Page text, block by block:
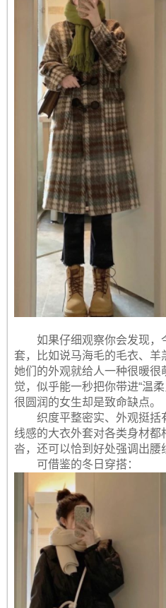
如果仔细观察你会发现，
套，比如说马海毛的毛衣、羊
她们的外观就给人一种很暖很
觉，似乎能一秒把你带进“温
很圆润的女生却是致命缺点。
织度平整密实、外观挺括
线感的大衣外套对各类身材
沓，还可以恰到好处强调出腰
可借鉴的冬日穿搭：